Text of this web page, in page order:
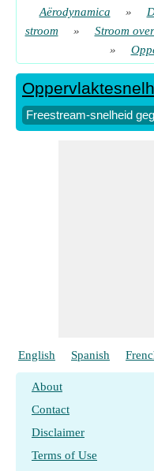
Aërodynamica
»
stroom
» Stroom
»
Freestream-snelheid
English Spanish
About
Contact
Disclaimer
Terms of Use